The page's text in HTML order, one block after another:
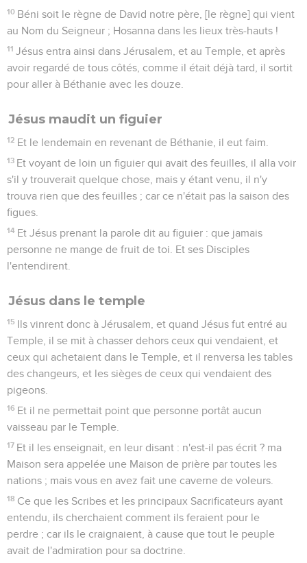
10 Béni soit le règne de David notre père, [le règne] qui vient
au Nom du Seigneur ; Hosanna dans les lieux très-hauts !
11 Jésus entra ainsi dans Jérusalem, et au Temple, et après
avoir regardé de tous côtés, comme il était déjà tard, il sortit
pour aller à Béthanie avec les douze.
Jésus maudit un figuier
12 Et le lendemain en revenant de Béthanie, il eut faim.
13 Et voyant de loin un figuier qui avait des feuilles, il alla voir
s'il y trouverait quelque chose, mais y étant venu, il n'y
trouva rien que des feuilles ; car ce n'était pas la saison des
figues.
14 Et Jésus prenant la parole dit au figuier : que jamais
personne ne mange de fruit de toi. Et ses Disciples
l'entendirent.
Jésus dans le temple
15 Ils vinrent donc à Jérusalem, et quand Jésus fut entré au
Temple, il se mit à chasser dehors ceux qui vendaient, et
ceux qui achetaient dans le Temple, et il renversa les tables
des changeurs, et les sièges de ceux qui vendaient des
pigeons.
16 Et il ne permettait point que personne portât aucun
vaisseau par le Temple.
17 Et il les enseignait, en leur disant : n'est-il pas écrit ? ma
Maison sera appelée une Maison de prière par toutes les
nations ; mais vous en avez fait une caverne de voleurs.
18 Ce que les Scribes et les principaux Sacrificateurs ayant
entendu, ils cherchaient comment ils feraient pour le
perdre ; car ils le craignaient, à cause que tout le peuple
avait de l'admiration pour sa doctrine.